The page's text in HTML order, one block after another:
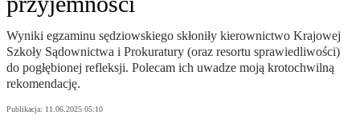
Wyniki egzaminu sędziowskiego skłoniły kierownictwo Krajowej
Szkoły Sądownictwa i Prokuratury (oraz resortu sprawiedliwości)
do pogłębionej refleksji. Polecam ich uwadze moją krotochwilną
rekomendację.
Publikacja: 11.06.2025 05:10